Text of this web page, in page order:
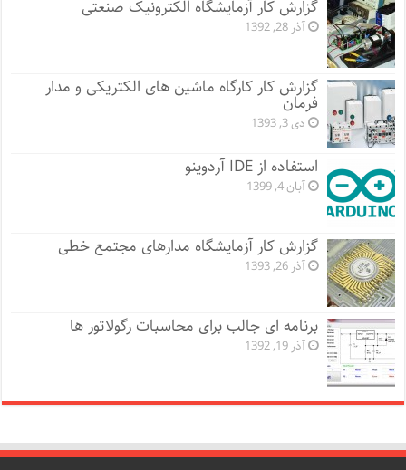
گزارش کار آزمایشگاه الکترونیک صنعتی
آذر 28, 1392
گزارش کار کارگاه ماشین های الکتریکی و مدار
فرمان
دی 3, 1393
استفاده از IDE آردوینو
آبان 4, 1399
گزارش کار آزمایشگاه مدارهای مجتمع خطی
آذر 26, 1393
برنامه ای جالب برای محاسبات رگولاتور ها
آذر 19, 1392